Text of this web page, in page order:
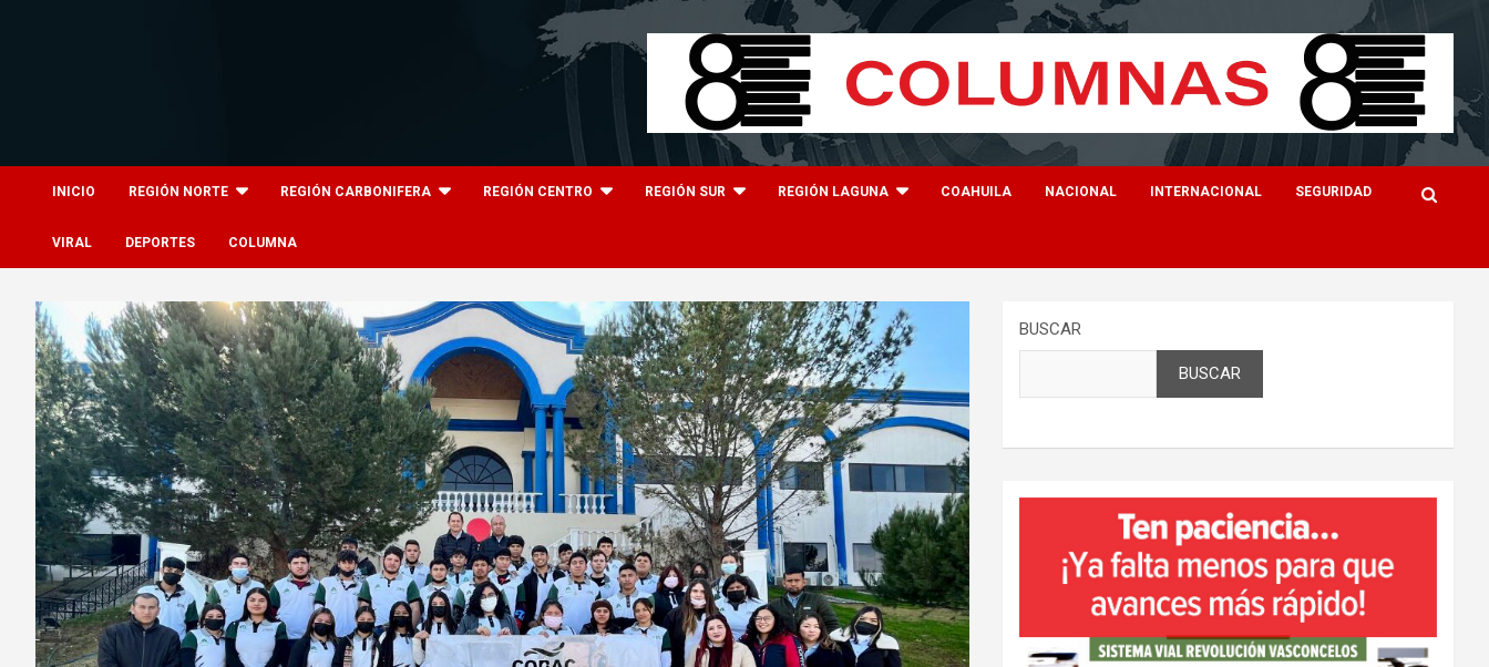
INICIO REGIÓN NORTE REGIÓN CARBONIFERA REGIÓN CENTRO REGIÓN SUR REGIÓN LAGUNA COAHUILA NACIONAL INTERNACIONAL SEGURIDAD
VIRAL DEPORTES COLUMNA
BUSCAR
BUSCAR